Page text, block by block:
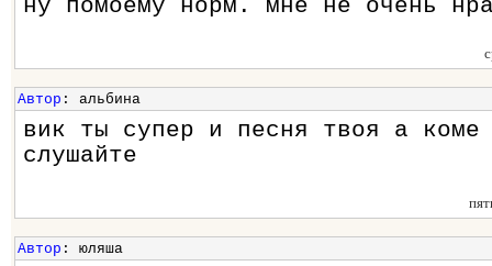
ну помоему норм. мне не очень
Автор : альбина
вик ты супер и песня твоя а коме
слушайте
Автор : юляша